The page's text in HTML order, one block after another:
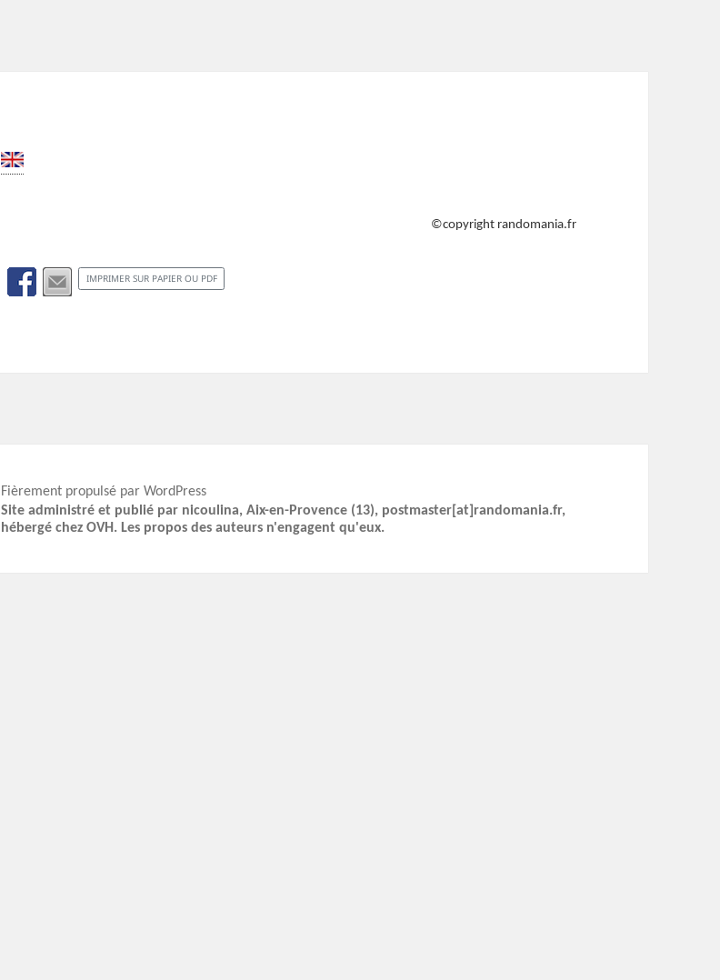
©copyright randomania.fr
IMPRIMER SUR PAPIER OU PDF
Fièrement propulsé par WordPress
Site administré et publié par nicoulina, Aix-en-Provence (13), postmaster[at]randomania.fr,
hébergé chez OVH. Les propos des auteurs n'engagent qu'eux.